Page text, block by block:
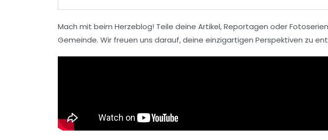
Mach mit beim Herzeblog! Teile deine Artikel,Reportagen oderFotoserien
Gemeinde. Wir freuen uns darauf, deine einzigartigen Perspektiven zu